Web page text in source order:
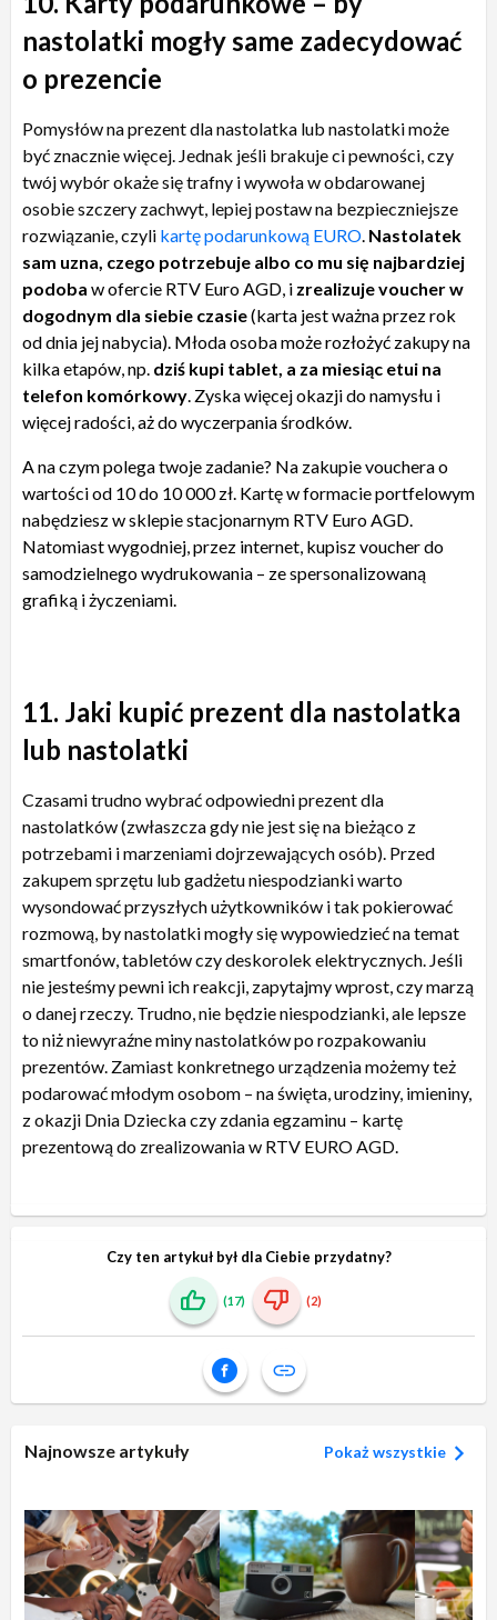
nastolatki mogły same zadecydować
o prezencie
Pomysłówna prezent dla nastolatka lub nastolatki może
być znacznie więcej. Jednak jeśli brakuje ci pewności, czy
twój wybór okaże się trafny i wywoła w obdarowanej
osobie szczery zachwyt, lepiej postaw na bezpieczniejsze
rozwiązanie, czyli kartę podarunkową EURO Nastolatek
sam uzna, czego potrzebuje albo co mu się najbardziej
podoba w ofercie RTV Euro AGD, i zrealizuje voucher w
dogodnym dla siebie czasie(karta jest ważna przez rok
od dnia jej nabycia). Młoda osoba może rozłożyć zakupy na
kilka etapów, np. dziś kupi tablet, a za miesiąc etui na
telefon komórkowy . Zyska więcej okazji do namysłu i
więcej radości, aż do wyczerpania środków.
A na czym polega twoje zadanie? Na zakupie vouchera o
wartości od 10 do 10 000 zł. Kartę w formacie portfelowym
nabędziesz w sklepie stacjonarnym RTV Euro AGD.
Natomiast wygodniej, przez internet, kupisz voucher do
samodzielnego wydrukowania – ze spersonalizowaną
grafiką i życzeniami.
11. Jaki kupić prezent dla nastolatka
lub nastolatki
Czasami trudno wybrać odpowiedni prezent dla
nastolatków (zwłaszcza gdy nie jest się na bieżąco z
potrzebami i marzeniami dojrzewających osób). Przed
zakupem sprzętu lub gadżetu niespodzianki warto
wysondować przyszłych użytkowników i tak pokierować
rozmową, by nastolatki mogły się wypowiedzieć na temat
smartfonów, tabletów czy deskorolek elektrycznych. Jeśli
nie jesteśmy pewni ich reakcji, zapytajmy wprost, czy marzą
o danej rzeczy. Trudno, nie będzie niespodzianki, ale lepsze
to niż niewyraźne miny nastolatków po rozpakowaniu
prezentów. Zamiast konkretnego urządzenia możemy też
podarować młodym osobom – na święta, urodziny, imieniny,
z okazji Dnia Dziecka czy zdania egzaminu – kartę
prezentową do zrealizowania w RTV EURO AGD.
Czy ten artykuł był dla Ciebie przydatny?
(17) (2)
Najnowsze artykuły Pokaż wszystkie